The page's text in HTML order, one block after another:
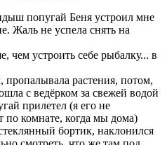
попугай Беня устроил мне
Жаль не успела снять на
чем устроить себе рыбалку... в
пропалывала растения, потом,
с ведёрком за свежей водой
прилетел (я его не
по комнате, когда мы дома)
бортик, наклонился